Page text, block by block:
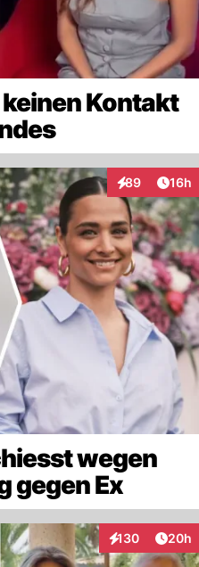
Kontakt
89
Interaktionen
16h
wegen
gegen Ex
130
Interaktionen
20h